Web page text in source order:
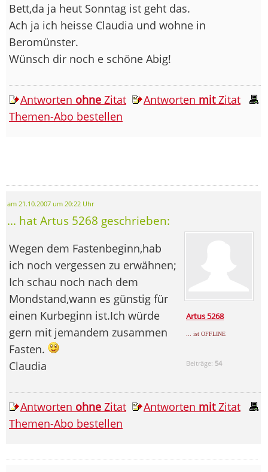
Bett,da ja heut Sonntag ist geht das.
Ach ja ich heisse Claudia und wohne in
Beromünster.
Wünsch dir noch e schöne Abig!
Antworten ohne Zitat Antworten mitZitat
Themen-Abo bestellen
am 21.10.2007 um 20:22 Uhr
... hat Artus 5268 geschrieben:
Artus 5268
... ist OFFLINE
Beiträge: 54
Wegen dem Fastenbeginn,hab
ich noch vergessen zu erwähnen;
Ich schau noch nach dem
Mondstand,wann es günstig für
einen Kurbeginn ist.Ich würde
gern mit jemandem zusammen
Fasten.
Claudia
Antworten ohne Zitat Antworten mitZitat
Themen-Abo bestellen